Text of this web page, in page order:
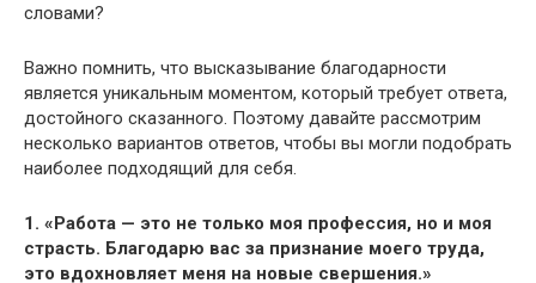
словами?
Важно помнить, что высказывание благодарности
является уникальным моментом, который требует ответа,
достойного сказанного. Поэтому давайте рассмотрим
несколько вариантов ответов, чтобы вы могли подобрать
наиболее подходящий для себя.
1. «Работа — это не только моя профессия, но и моя
страсть. Благодарю вас за признание моего труда,
это вдохновляет меня на новые свершения.»